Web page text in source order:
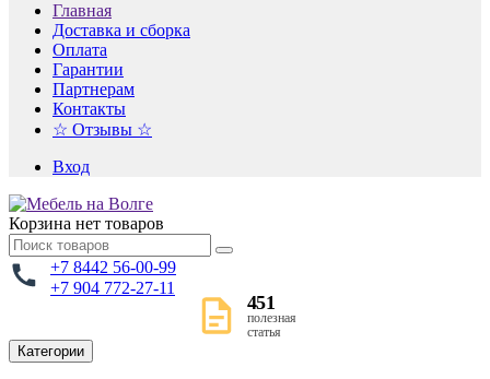
Главная
Доставка и сборка
Оплата
Гарантии
Партнерам
Контакты
☆ Отзывы ☆
Вход
Корзина нет товаров
+7 8442 56-00-99
+7 904 772-27-11
451
полезная
статья
Категории